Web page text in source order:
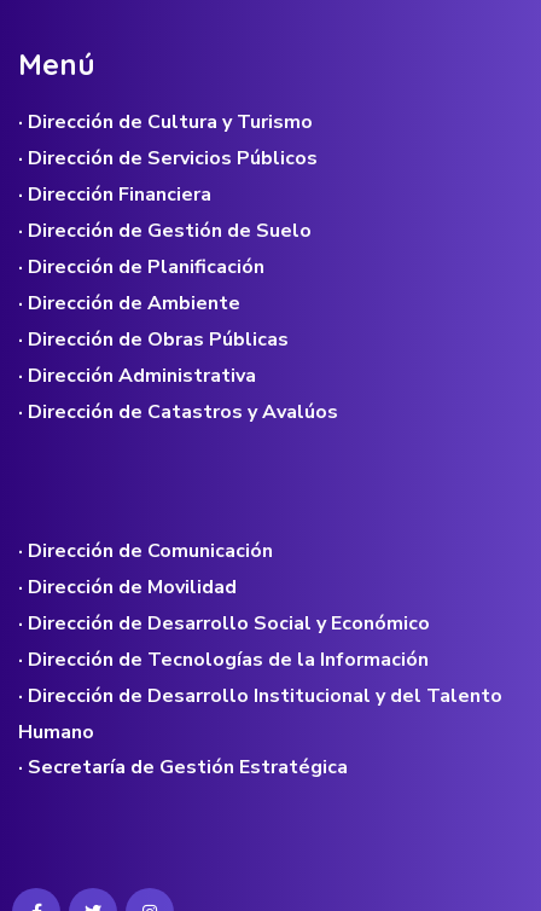
Menú
· Dirección de Cultura y Turismo
· Dirección de Servicios Públicos
· Dirección Financiera
· Dirección de Gestión de Suelo
· Dirección de Planificación
· Dirección de Ambiente
· Dirección de Obras Públicas
· Dirección Administrativa
· Dirección de Catastros y Avalúos
· Dirección de Comunicación
· Dirección de Movilidad
· Dirección de Desarrollo Social y Económico
· Dirección de Tecnologías de la Información
· Dirección de Desarrollo Institucional y del Talento
Humano
· Secretaría de Gestión Estratégica